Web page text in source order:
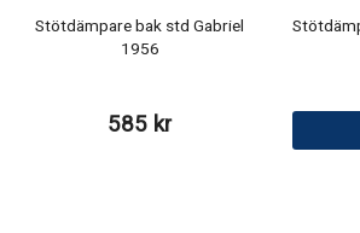
Stötdämpare bak std Gabriel
1956
585 kr